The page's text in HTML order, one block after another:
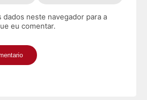
dados neste navegador para a
eu comentar.